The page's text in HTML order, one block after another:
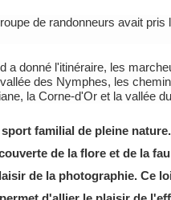
de randonneurs avait pris
a donné l'itinéraire, les
des Nymphes, les
la Corne-d'Or et la vallée
familial de pleine
de la flore et de la
de la photographie. Ce